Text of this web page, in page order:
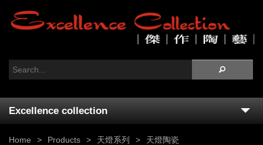
Excellence collection
Home
Home Products 天燈系列
天燈陶瓷